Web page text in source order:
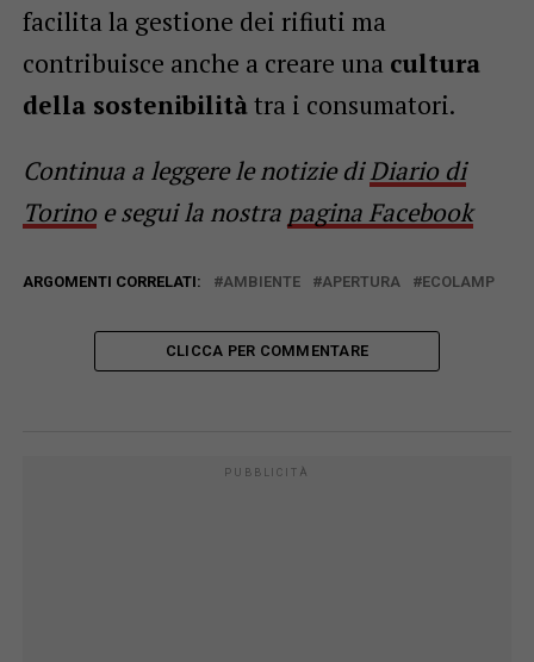
facilita la gestione dei rifiuti ma
contribuisce anche a creare una cultura
della sostenibilitàtra i consumatori.
Continua a leggere le notizie diDiario di
Torinoe segui la nostra pagina Facebook
ARGOMENTI CORRELATI: AMBIENTE APERTURA ECOLAMP
CLICCA PER COMMENTARE
PUBBLICITÀ